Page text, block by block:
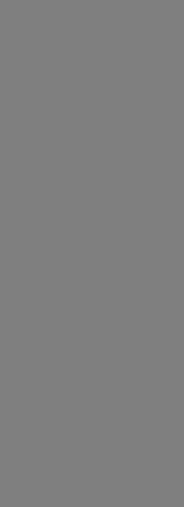
ponožky
v několika